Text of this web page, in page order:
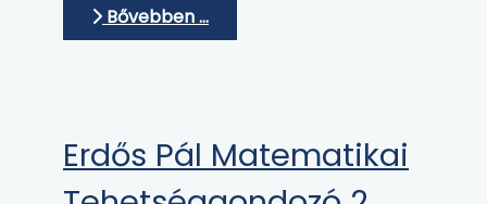
Bővebben …
Erdős Pál Matematikai